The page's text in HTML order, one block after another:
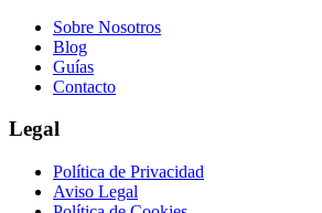
Sobre Nosotros
Blog
Guías
Contacto
Legal
Política de Privacidad
Aviso Legal